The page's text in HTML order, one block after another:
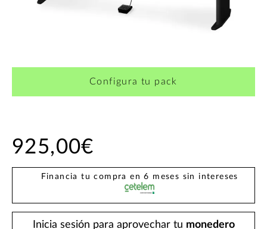
Configura tu pack
925,00€
Financia tu compra en 6 meses sin intereses
Inicia sesión para aprovechar tu monedero